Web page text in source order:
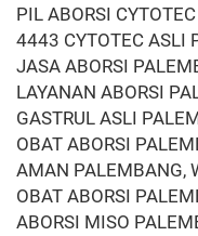
PIL ABORSI
4443 CYTOTEC
JASA ABORSI
LAYANAN ABORSI
GASTRUL ASLI
OBAT ABORSI
AMAN PALEMBANG,
OBAT ABORSI
ABORSI MISO